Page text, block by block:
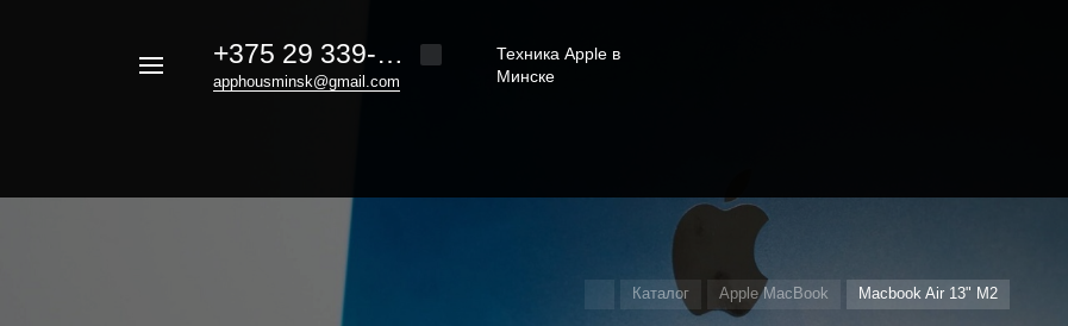
+375 29 339-20-30
apphousminsk@gmail.com
Техника Apple в
Минске
Каталог Apple MacBook Macbook Air 13" M2